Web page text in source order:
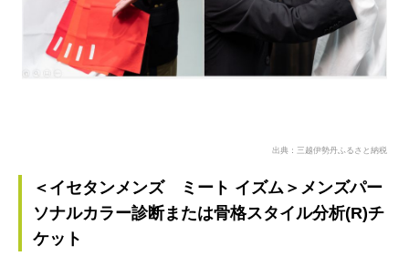
出典：三越伊勢丹ふるさと納税
＜イセタンメンズ ミート イズム＞メンズパー
ソナルカラー診断または骨格スタイル分析(R)チ
ケット